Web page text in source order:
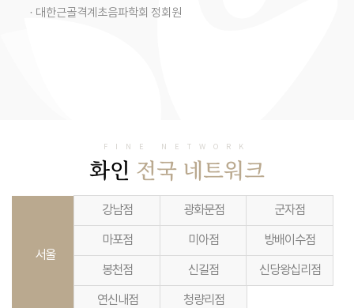
· 대한근골격계초음파학회 정회원
FINE NETWORK
화인 전국 네트워크
서울
강남점 광화문점 군자점
마포점 미아점 방배이수점
봉천점 신길점 신당왕십리점
연신내점 청량리점